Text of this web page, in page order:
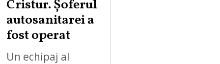
Cristur. Șoferul
autosanitarei a
fost operat
Un echipaj al